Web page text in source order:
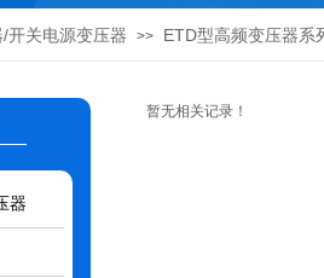
开关电源变压器 >> ETD型高频变压器系
器
暂无相关记录！